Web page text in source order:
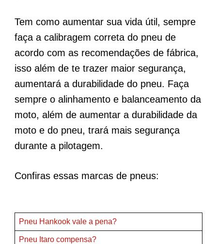
Tem como aumentar sua vida útil, sempre
faça a calibragem correta do pneu de
acordo com as recomendações de fábrica,
isso além de te trazer maior segurança,
aumentará a durabilidade do pneu. Faça
sempre o alinhamento e balanceamento da
moto, além de aumentar a durabilidade da
moto e do pneu, trará mais segurança
durante a pilotagem.
Confiras essas marcas de pneus:
Pneu Hankook vale a pena?
Pneu Itaro compensa?